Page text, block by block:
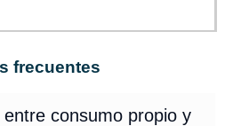
frecuentes
entre consumo propio y